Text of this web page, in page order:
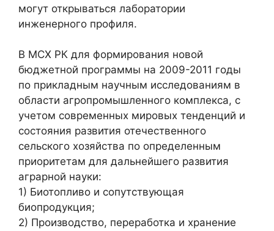
могут открываться лаборатории
инженерного профиля.
В МСХ РК для формирования новой
бюджетной программы на 2009-2011 годы
по прикладным научным исследованиям в
области агропромышленного комплекса, с
учетом современных мировых тенденций и
состояния развития отечественного
сельского хозяйства по определенным
приоритетам для дальнейшего развития
аграрной науки:
1) Биотопливо и сопутствующая
биопродукция;
2) Производство, переработка и хранение